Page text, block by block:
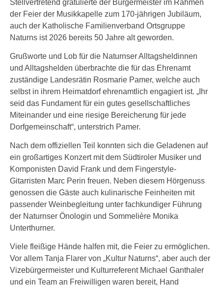
Stellvertretend gratulierte der Bürgermeister im Rahmen
der Feier der Musikkapelle zum 170-jährigen Jubiläum,
auch der Katholische Familienverband Ortsgruppe
Naturns ist 2026 bereits 50 Jahre alt geworden.
Grußworte und Lob für die Naturnser Alltagsheldinnen
und Alltagshelden überbrachte die für das Ehrenamt
zuständige Landesrätin Rosmarie Pamer, welche auch
selbst in ihrem Heimatdorf ehrenamtlich engagiert ist. „Ihr
seid das Fundament für ein gutes gesellschaftliches
Miteinander und eine riesige Bereicherung für jede
Dorfgemeinschaft“, unterstrich Pamer.
Nach dem offiziellen Teil konnten sich die Geladenen auf
ein großartiges Konzert mit dem Südtiroler Musiker und
Komponisten David Frank und dem Fingerstyle-
Gitarristen Marc Perin freuen. Neben diesem Hörgenuss
genossen die Gäste auch kulinarische Feinheiten mit
passender Weinbegleitung unter fachkundiger Führung
der Naturnser Önologin und Sommelière Monika
Unterthurner.
Viele fleißige Hände halfen mit, die Feier zu ermöglichen.
Vor allem Tanja Flarer von „Kultur Naturns“, aber auch der
Vizebürgermeister und Kulturreferent Michael Ganthaler
und ein Team an Freiwilligen waren bereit, Hand